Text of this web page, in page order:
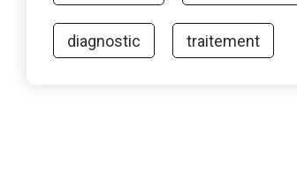
diagnostic traitement